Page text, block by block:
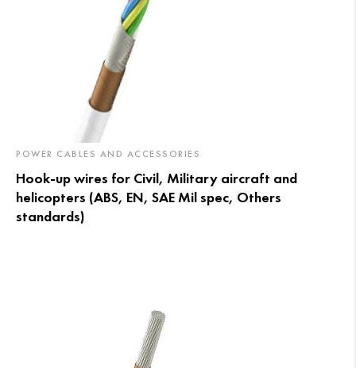
POWER CABLES AND ACCESSORIES
Hook-up wires for Civil, Military aircraft and
helicopters (ABS, EN, SAE Mil spec, Others
standards)